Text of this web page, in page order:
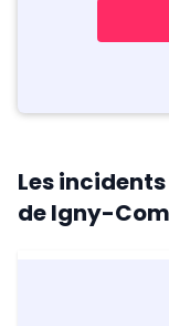
Les
de Igny-